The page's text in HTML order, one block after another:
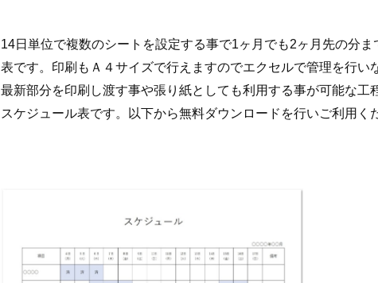
14日単位で複数のシートを設定する事で1ヶ月でも2ヶ月先の分
表です。印刷もＡ４サイズで行えますのでエクセルで管理を行い
最新部分を印刷し渡す事や張り紙としても利用する事が可能な工
スケジュール表です。以下から無料ダウンロードを行いご利用く